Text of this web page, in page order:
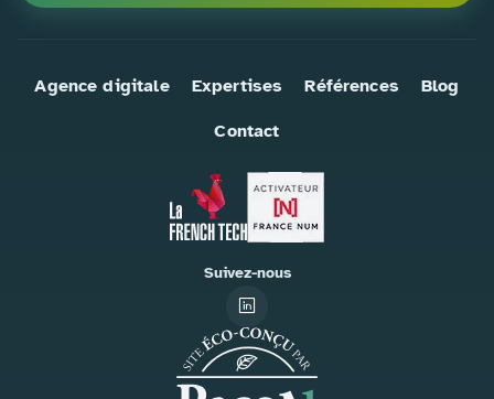
Agence digitale Expertises Références Blog
Contact
Suivez-nous
LinkedIn